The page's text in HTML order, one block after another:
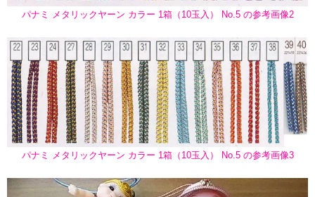
パナミ メタリックヤーン カラー 1箱（10玉入） No.5 の参考画像2
パナミ メタリックヤーン カラー 1箱（10玉入） No.5 の参考画像3